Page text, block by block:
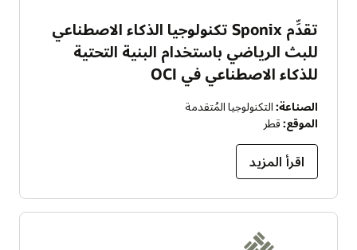
تقدِّم Sponix تكنولوجيا الذكاء الاصطناعي
للبث الرياضي باستخدام البنية التحتية
للذكاء الاصطناعي في OCI
الصناعة: التكنولوجيا المُتقدمة
الموقع: قطر
اقرأ المزيد